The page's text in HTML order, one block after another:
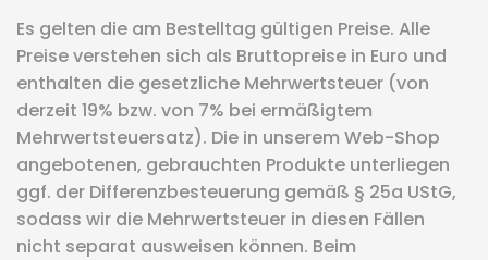
Es gelten die am Bestelltag gültigen Preise. Alle
Preise verstehen sich als Bruttopreise in Euro und
enthalten die gesetzliche Mehrwertsteuer (von
derzeit 19% bzw. von 7% bei ermäßigtem
Mehrwertsteuersatz). Die in unserem Web-Shop
angebotenen, gebrauchten Produkte unterliegen
ggf. der Differenzbesteuerung gemäß § 25a UStG,
sodass wir die Mehrwertsteuer in diesen Fällen
nicht separat ausweisen können. Beim